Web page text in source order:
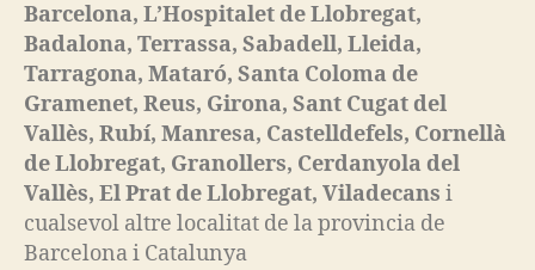
Barcelona, L’Hospitalet de Llobregat,
Badalona, Terrassa, Sabadell, Lleida,
Tarragona, Mataró, Santa Coloma de
Gramenet, Reus, Girona, Sant Cugat del
Vallès, Rubí, Manresa, Castelldefels, Cornellà
de Llobregat, Granollers, Cerdanyola del
Vallès, El Prat de Llobregat, Viladecans i
cualsevol altre localitat de la provincia de
Barcelona i Catalunya